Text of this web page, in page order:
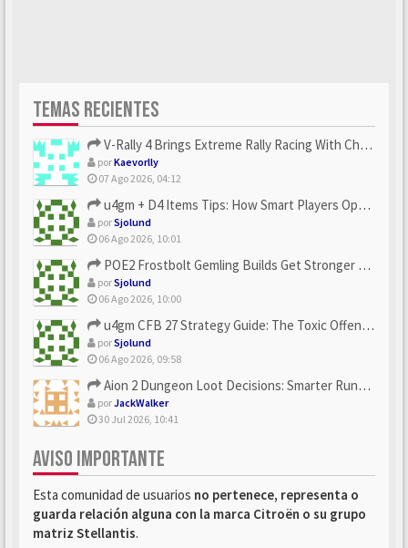
TEMAS RECIENTES
V-Rally 4 Brings Extreme Rally Racing With Challenging Track...
porKaevorlly
07 Ago 2026, 04:12
u4gm + D4 Items Tips: How Smart Players Optimize Gear, Build...
porSjolund
06 Ago 2026, 10:01
POE2 Frostbolt Gemling Builds Get Stronger With u4gm’s Ice C...
porSjolund
06 Ago 2026, 10:00
u4gm CFB 27 Strategy Guide: The Toxic Offensive Scheme Your ...
porSjolund
06 Ago 2026, 09:58
Aion 2 Dungeon Loot Decisions: Smarter Runs With U4N
porJackWalker
30 Jul 2026, 10:41
AVISO IMPORTANTE
Esta comunidad de usuarios no pertenece, representa o
guarda relación alguna con la marca Citroën o su grupo
matriz Stellantis.